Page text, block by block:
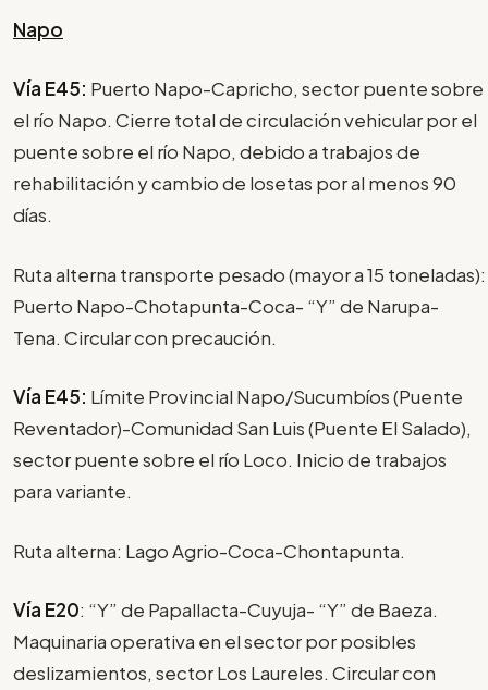
Napo
Vía E45: Puerto Napo-Capricho, sector puente sobre
el río Napo. Cierre total de circulación vehicular por el
puente sobre el río Napo, debido a trabajos de
rehabilitación y cambio de losetas por al menos 90
días.
Ruta alterna transporte pesado (mayor a 15 toneladas):
Puerto Napo-Chotapunta-Coca- “Y” de Narupa-
Tena. Circular con precaución.
Vía E45: Límite Provincial Napo/Sucumbíos (Puente
Reventador)-Comunidad San Luis (Puente El Salado),
sector puente sobre el río Loco. Inicio de trabajos
para variante.
Ruta alterna: Lago Agrio-Coca-Chontapunta.
Vía E20: “Y” de Papallacta-Cuyuja- “Y” de Baeza.
Maquinaria operativa en el sector por posibles
deslizamientos, sector Los Laureles. Circular con